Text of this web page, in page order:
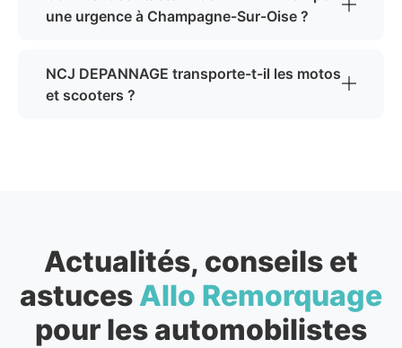
une urgence à Champagne-Sur-Oise ?
NCJ DEPANNAGE transporte-t-il les motos
et scooters ?
Actualités, conseils et
astuces Allo Remorquage
pour les automobilistes